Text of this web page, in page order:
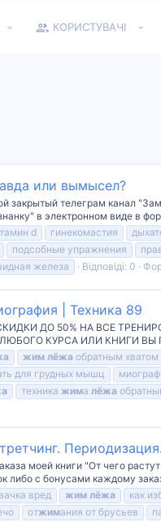
КОРИСТУВАЧІ
или вымысел?
телеграм канал
в электронном виде в
d гинекомастия
подсобные упражнения
железа Відповіді: 0
| Техника 89
СКИДКИ ДО 50% НА ВСЕ
КУРСА ИЛИ КНИГИ
жим лёжа обратным хватом
для грудных мышц
техника жима лёжа
моей книги "От чего
либо с бонусами каждому
вред жим лёжа как
отжимания от брусьев